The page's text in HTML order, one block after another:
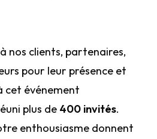
nos clients, partenaires,
pour leur présence et
cet événement
plus de 400 invités.
enthousiasme donnent